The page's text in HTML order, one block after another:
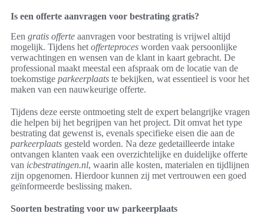
Is een offerte aanvragen voor bestrating gratis?
Een gratis offerte aanvragen voor bestrating is vrijwel altijd
mogelijk. Tijdens het offerteproces worden vaak persoonlijke
verwachtingen en wensen van de klant in kaart gebracht. De
professional maakt meestal een afspraak om de locatie van de
toekomstige parkeerplaats te bekijken, wat essentieel is voor het
maken van een nauwkeurige offerte.
Tijdens deze eerste ontmoeting stelt de expert belangrijke vragen
die helpen bij het begrijpen van het project. Dit omvat het type
bestrating dat gewenst is, evenals specifieke eisen die aan de
parkeerplaats gesteld worden. Na deze gedetailleerde intake
ontvangen klanten vaak een overzichtelijke en duidelijke offerte
van icbestratingen.nl, waarin alle kosten, materialen en tijdlijnen
zijn opgenomen. Hierdoor kunnen zij met vertrouwen een goed
geïnformeerde beslissing maken.
Soorten bestrating voor uw parkeerplaats